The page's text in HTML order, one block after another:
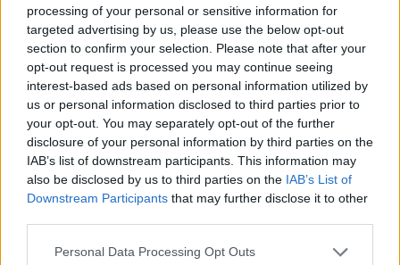
processing of your personal or sensitive information for
targeted advertising by us, please use the below opt-out
section to confirm your selection. Please note that after your
opt-out request is processed you may continue seeing
interest-based ads based on personal information utilized by
us or personal information disclosed to third parties prior to
your opt-out. You may separately opt-out of the further
disclosure of your personal information by third parties on the
IAB’s list of downstream participants. This information may
also be disclosed by us to third parties on the IAB’s List of
Downstream Participants that may further disclose it to other
Please note that this website/app uses one or more Google
Personal Data Processing Opt Outs
Plusz) eredményei, az önkormányzatok és a Magyar
Államkincstár kapcsolata, a települési önazonosság